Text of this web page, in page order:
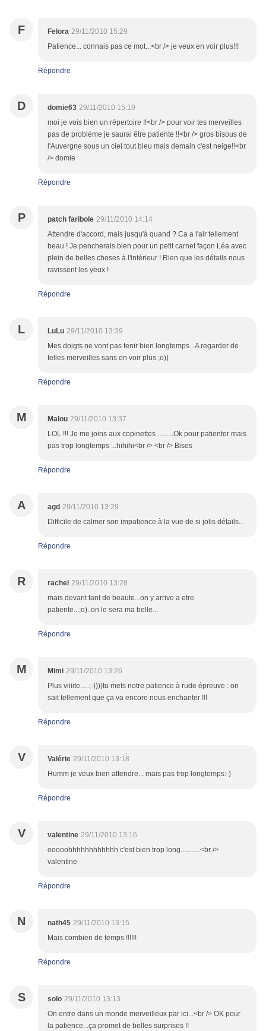
F Felora 29/11/2010 15:29
Patience... connais pas ce mot...<br /> je veux en voir plus!!!
Répondre
D domie63 29/11/2010 15:19
moi je vois bien un répertoire !!<br /> pour voir tes merveilles
pas de problème je saurai être patiente !!<br /> gros bisous de
l'Auvergne sous un ciel tout bleu mais demain c'est neige!!<br
/> domie
Répondre
P patch faribole 29/11/2010 14:14
Attendre d'accord, mais jusqu'à quand ? Ca a l'air tellement
beau ! Je pencherais bien pour un petit carnet façon Léa avec
plein de belles choses à l'intérieur ! Rien que les détails nous
ravissent les yeux !
Répondre
L LuLu 29/11/2010 13:39
Mes doigts ne vont pas tenir bien longtemps...A regarder de
telles merveilles sans en voir plus ;o))
Répondre
M Malou 29/11/2010 13:37
LOL !!! Je me joins aux copinettes .........Ok pour patienter mais
pas trop longtemps ...hihihi<br /> <br /> Bises
Répondre
A agd 29/11/2010 13:29
Difficile de calmer son impatience à la vue de si jolis détails...
Répondre
R rachel 29/11/2010 13:28
mais devant tant de beaute...on y arrive a etre
patiente...;o)..on le sera ma belle...
Répondre
M Mimi 29/11/2010 13:26
Plus viiiite.....;-))))tu mets notre patience à rude épreuve : on
sait tellement que ça va encore nous enchanter !!!
Répondre
V Valérie 29/11/2010 13:18
Humm je veux bien attendre... mais pas trop longtemps:-)
Répondre
V valentine 29/11/2010 13:16
ooooohhhhhhhhhhhh c'est bien trop long...........<br />
valentine
Répondre
N nath45 29/11/2010 13:15
Mais combien de temps !!!!!!
Répondre
S solo 29/11/2010 13:13
On entre dans un monde merveilleux par ici...<br /> OK pour
la patience...ça promet de belles surprises !!